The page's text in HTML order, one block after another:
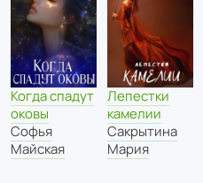
Когда спадут
оковы
Софья
Майская
Лепестки
камелии
Сакрытина
Мария